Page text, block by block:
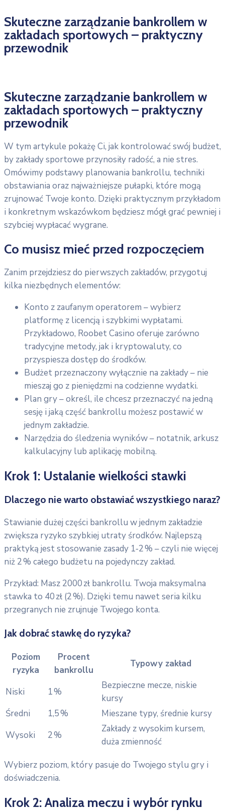
Skuteczne zarządzanie bankrollem w
zakładach sportowych – praktyczny
przewodnik
Skuteczne zarządzanie bankrollem w
zakładach sportowych – praktyczny
przewodnik
W tym artykule pokażę Ci, jak kontrolować swój budżet,
by zakłady sportowe przynosiły radość, a nie stres.
Omówimy podstawy planowania bankrollu, techniki
obstawiania oraz najważniejsze pułapki, które mogą
zrujnować Twoje konto. Dzięki praktycznym przykładom
i konkretnym wskazówkom będziesz mógł grać pewniej i
szybciej wypłacać wygrane.
Co musisz mieć przed rozpoczęciem
Zanim przejdziesz do pierwszych zakładów, przygotuj
kilka niezbędnych elementów:
Konto z zaufanym operatorem – wybierz
platformę z licencją i szybkimi wypłatami.
Przykładowo, Roobet Casino oferuje zarówno
tradycyjne metody, jak i kryptowaluty, co
przyspiesza dostęp do środków.
Budżet przeznaczony wyłącznie na zakłady – nie
mieszaj go z pieniędzmi na codzienne wydatki.
Plan gry – określ, ile chcesz przeznaczyć na jedną
sesję i jaką część bankrollu możesz postawić w
jednym zakładzie.
Narzędzia do śledzenia wyników – notatnik, arkusz
kalkulacyjny lub aplikację mobilną.
Krok 1: Ustalanie wielkości stawki
Dlaczego nie warto obstawiać wszystkiego naraz?
Stawianie dużej części bankrollu w jednym zakładzie
zwiększa ryzyko szybkiej utraty środków. Najlepszą
praktyką jest stosowanie zasady 1‑2 % – czyli nie więcej
niż 2 % całego budżetu na pojedynczy zakład.
Przykład: Masz 2000 zł bankrollu. Twoja maksymalna
stawka to 40 zł (2 %). Dzięki temu nawet seria kilku
przegranych nie zrujnuje Twojego konta.
Jak dobrać stawkę do ryzyka?
Poziom
ryzyka
Procent
bankrollu
Typowy zakład
Niski 1 %
Bezpieczne mecze, niskie
kursy
Średni
1,5 %
Mieszane typy, średnie kursy
Wysoki
2 %
Zakłady z wysokim kursem,
duża zmienność
Wybierz poziom, który pasuje do Twojego stylu gry i
doświadczenia.
Krok 2: Analiza meczu i wybór rynku